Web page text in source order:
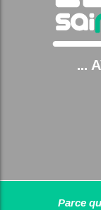
...
Parce